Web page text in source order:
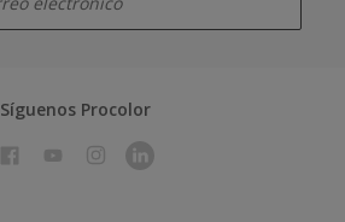
Síguenos Procolor